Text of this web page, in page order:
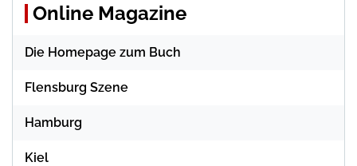
Online Magazine
Die Homepage zum Buch
Flensburg Szene
Hamburg
Kiel